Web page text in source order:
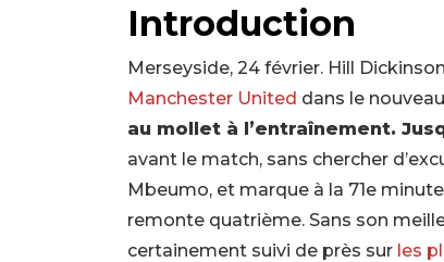
Introduction
Merseyside, 24 février. Hill
Manchester United dans le
au mollet à l’entraînement.
avant le match, sans chercher
Mbeumo, et marque à la 71e
remonte quatrième. Sans son
certainement suivi de près sur les